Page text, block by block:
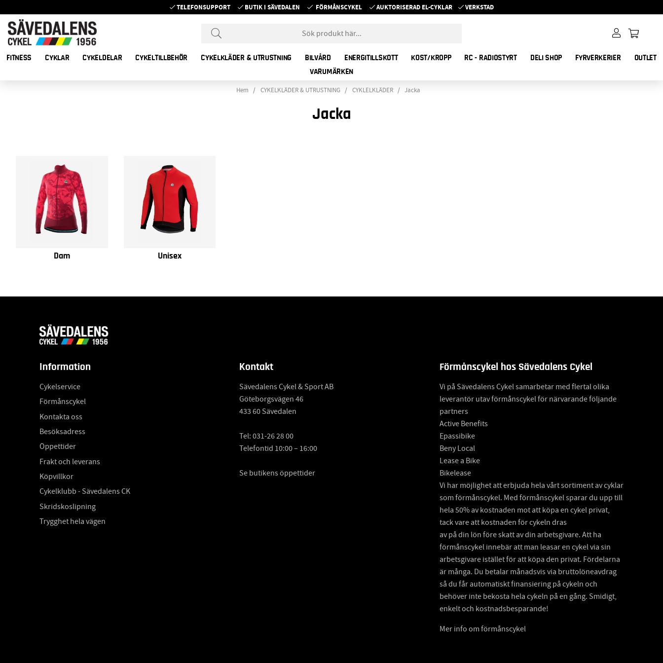
TELEFONSUPPORT BUTIK I SÄVEDALEN FÖRMÅNSCYKEL AUKTORISERAD EL-CYKLAR VERKSTAD
FITNESS CYKLAR CYKELDELAR CYKELTILLBEHÖR CYKELKLÄDER & UTRUSTNING BILVÅRD ENERGITILLSKOTT KOST/KROPP RC - RADIOSTYRT DELI SHOP FYRVERKERIER
OUTLET
VARUMÄRKEN
Hem CYKELKLÄDER & UTRUSTNING CYKLELKLÄDER Jacka
Jacka
Dam Unisex
Information
Cykelservice
Förmånscykel
Kontakta oss
Besöksadress
Öppettider
Frakt och leverans
Köpvillkor
Cykelklubb - Sävedalens CK
Skridskoslipning
Trygghet hela vägen
Kontakt
Sävedalens Cykel & Sport AB
Göteborgsvägen 46
433 60 Sävedalen
Tel:031-26 28 00
Telefontid 10:00 – 16:00
Se butikens öppettider
Förmånscykel hos Sävedalens Cykel
Vi på Sävedalens Cykel samarbetar med flertal olika
leverantör utav förmånscykel för närvarande följande
partners
Active Benefits
Epassibike
Beny Local
Lease a Bike
Bikelease
Vi har möjlighet att erbjuda hela vårt sortiment av cyklar
som förmånscykel. Med förmånscykel sparar du upp till
hela 50% av kostnaden mot att köpa en cykel privat,
tack vare att kostnaden för cykeln dras
av på din lön före skatt av din arbetsgivare. Att ha
förmånscykel innebär att man leasar en cykel via sin
arbetsgivare istället för att köpa den privat. Fördelarna
är många. Du betalar månadsvis via bruttolöneavdrag
så du får automatiskt finansiering på cykeln och
behöver inte bekosta hela cykeln på en gång. Smidigt,
enkelt och kostnadsbesparande!
Mer info om förmånscykel